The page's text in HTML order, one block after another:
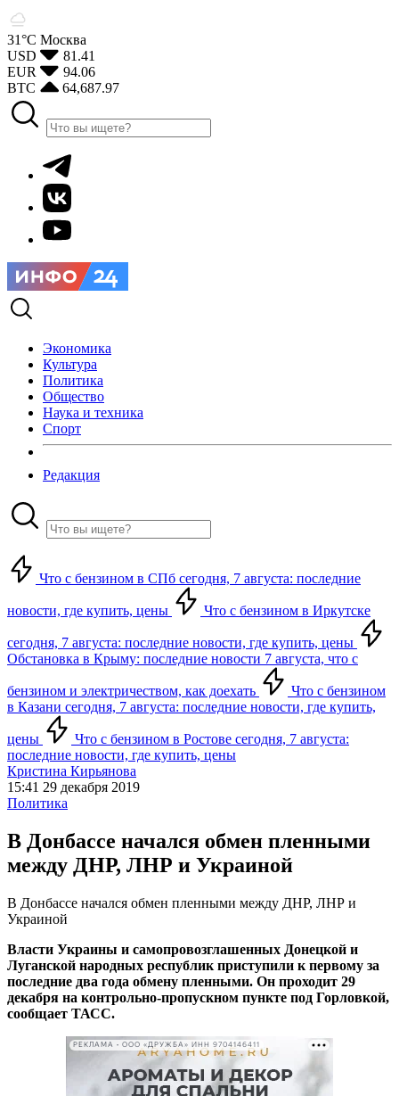
31°С Москва
USD
81.41
EUR
94.06
BTC
64,687.97
Экономика
Культура
Политика
Общество
Наука и техника
Спорт
Редакция
Что с бензином в СПб сегодня, 7 августа: последние
новости, где купить, цены Что с бензином в Иркутске
сегодня, 7 августа: последние новости, где купить, цены
Обстановка в Крыму: последние новости 7 августа, что с
бензином и электричеством, как доехать
Что с бензином
в Казани сегодня, 7 августа: последние новости, где купить,
цены
Что с бензином в Ростове сегодня, 7 августа:
последние новости, где купить, цены
Кристина Кирьянова
15:41 29 декабря 2019
Политика
В Донбассе начался обмен пленными
между ДНР, ЛНР и Украиной
В Донбассе начался обмен пленными между ДНР, ЛНР и
Украиной
Власти Украины и самопровозглашенных Донецкой и
Луганской народных республик приступили к первому за
последние два года обмену пленными. Он проходит 29
декабря на контрольно-пропускном пункте под Горловкой,
сообщает ТАСС.
РЕКЛАМА • ООО «ДРУЖБА» ИНН 9704146411